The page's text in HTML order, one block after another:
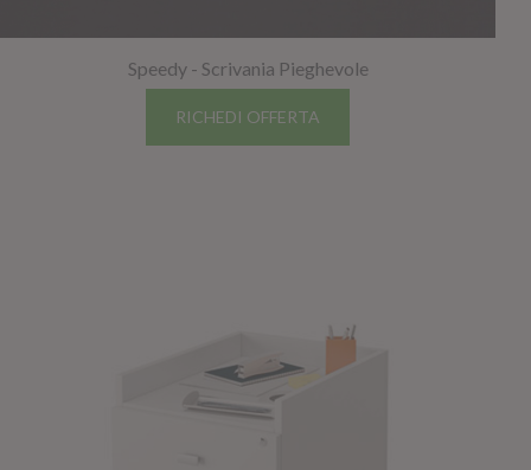
Speedy - Scrivania Pieghevole
RICHEDI OFFERTA